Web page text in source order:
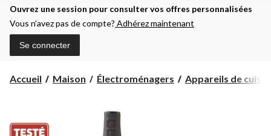
Ouvrez une session pour consulter vos offres personnalisées
Vous n’avez pas de compte? Adhérez maintenant
Se connecter
Accueil Maison Électroménagers Appareils de